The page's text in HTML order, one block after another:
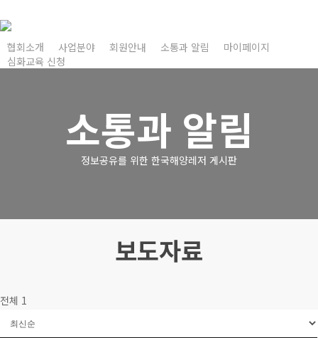
to
main
content
협회소개 사업분야 회원안내 소통과 알림
마이페이지
심화교육 신청
소통과 알림
정보공유를 위한 한국해양레저 게시판
보도자료
전체 1